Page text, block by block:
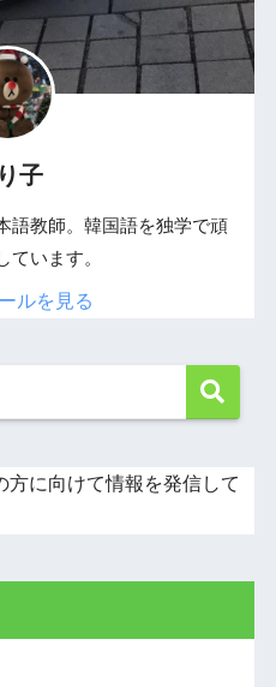
子
語教師。韓国語を独学で頑
ています。
ルを見る
に向けて情報を発信して